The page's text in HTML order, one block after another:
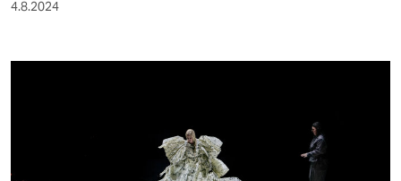
4.8.2024